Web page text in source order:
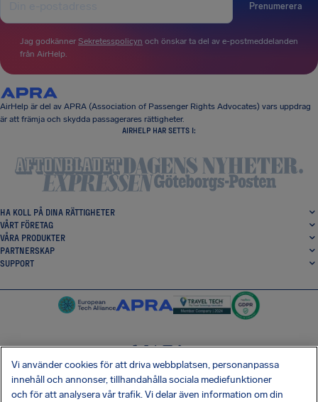
Prenumerera
Jag godkänner Sekretesspolicyn och önskar ta del av e-postmeddelanden
från AirHelp.
AirHelp är del av APRA (Association of Passenger Rights Advocates) vars uppdrag
är att främja och skydda passagerares rättigheter.
AIRHELP HAR SETTS I:
HA KOLL PÅ DINA RÄTTIGHETER
VÅRT FÖRETAG
VÅRA PRODUKTER
PARTNERSKAP
SUPPORT
SocialFacebook
SocialTwitter
SocialInstagram
SocialLinkedin
HÄMTA VÅR GRATIS-APP
Vi använder cookies för att driva webbplatsen, personanpassa
innehåll och annonser, tillhandahålla sociala mediefunktioner
och för att analysera vår trafik. Vi delar även information om din